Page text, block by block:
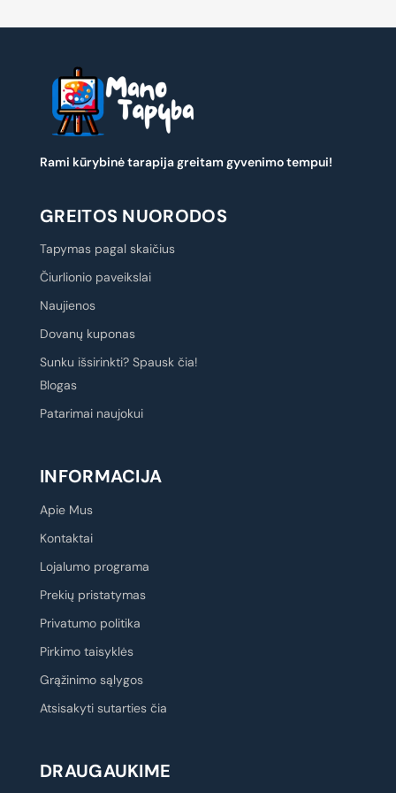
Rami kūrybinė tarapija greitam gyvenimo tempui!
GREITOS NUORODOS
Tapymas pagal skaičius
Čiurlionio paveikslai
Naujienos
Dovanų kuponas
Sunku išsirinkti? Spausk čia!
Blogas
Patarimai naujokui
INFORMACIJA
Apie Mus
Kontaktai
Lojalumo programa
Prekių pristatymas
Privatumo politika
Pirkimo taisyklės
Grąžinimo sąlygos
Atsisakyti sutarties čia
DRAUGAUKIME